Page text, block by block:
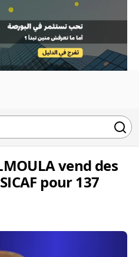
vend des
pour 137